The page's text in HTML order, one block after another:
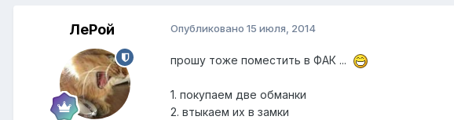
ЛеРой Опубликовано 15 июля, 2014
прошу тоже поместить в ФАК ...
1. покупаем две обманки
2. втыкаем их в замки